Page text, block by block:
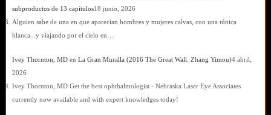
subproductos de 13 capítulos18 junio, 2026
Alguien sabe de una en que aparecían hombres y mujeres calvas, con una túnica
blanca...y viajando por el cielo en…
Ivey Thornton, MDen La Gran Muralla (2016 The Great Wall. Zhang Yimou)4 abril,
2026
Ivey Thornton, MD Get the best ophthalmologist - Nebraska Laser Eye Associates
currently now available and with expert knowledges today!